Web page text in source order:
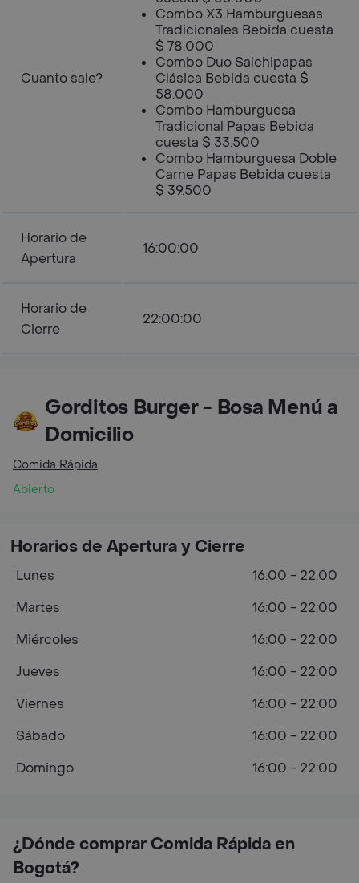
Cuanto sale?
Combo X3 Hamburguesas
Tradicionales Bebida cuesta
$ 78.000
Combo Duo Salchipapas
Clásica Bebida cuesta $
58.000
Combo Hamburguesa
Tradicional Papas Bebida
cuesta $ 33.500
Combo Hamburguesa Doble
Carne Papas Bebida cuesta
$ 39.500
Horario de
Apertura
16:00:00
Horario de
Cierre
22:00:00
Gorditos Burger - Bosa Menú a
Domicilio
Comida Rápida
Abierto
¿Dónde comprar Comida Rápida en
Bogotá?
Horarios de Apertura y Cierre
Lunes
16:00 - 22:00
Martes
16:00 - 22:00
Miércoles
16:00 - 22:00
Jueves
16:00 - 22:00
Viernes
16:00 - 22:00
Sábado
16:00 - 22:00
Domingo
16:00 - 22:00